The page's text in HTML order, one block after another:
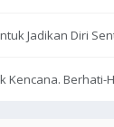
Jadikan Diri
Kencana. Berhati-